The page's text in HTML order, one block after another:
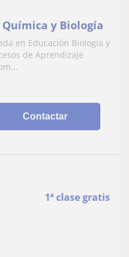
y Biología
en Educación Biología y
de Aprendizaje
Contactar
1ª clase gratis